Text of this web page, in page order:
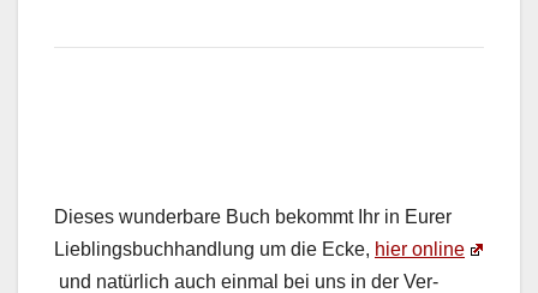
Dieses wun­der­bare Buch bekommt Ihr in Eur­er
Lieblings­buch­hand­lung um die Ecke, hier online
und natür­lich auch ein­mal bei uns in der Ver­